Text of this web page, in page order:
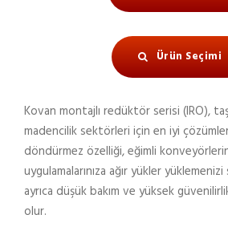
Ürün Seçimi
Kovan montajlı redüktör serisi (IRO),
madencilik sektörleri için en iyi
döndürmez özelliği, eğimli
uygulamalarınıza ağır yükler
ayrıca düşük bakım ve yüksek
olur.